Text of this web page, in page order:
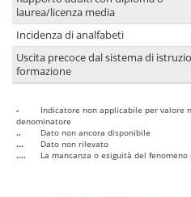
laurea/licenza media
Incidenza di analfabeti
Uscita precoce dal sistema di
formazione
-
Indicatore non applicabile per valore
denominatore
..
Dato non ancora disponibile
...
Dato non rilevato
....
La mancanza o esiguità del